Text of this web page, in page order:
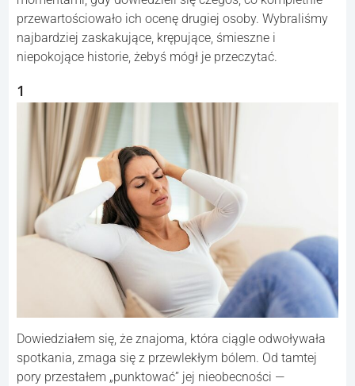
przewartościowało ich ocenę drugiej osoby. Wybraliśmy
najbardziej zaskakujące, krępujące, śmieszne i
niepokojące historie, żebyś mógł je przeczytać.
1
Dowiedziałem się, że znajoma, która ciągle odwoływała
spotkania, zmaga się z przewlekłym bólem. Od tamtej
pory przestałem „punktować” jej nieobecności —